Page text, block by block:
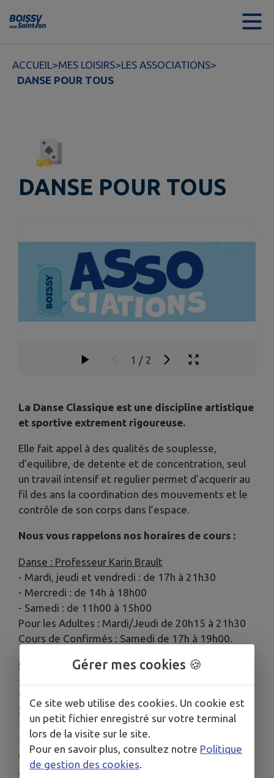
Contenu
ACCUEIL>MES LOISIRS>LES ASSOCIATIONS>
DANSE POUR TOUS
DANSE POUR TOUS
1 / 2
La Danse Classique est une discipline artistique
et sportive extrement rigoureuse.
Elle fait appel à des qualités de souplesse,
d’equilibre, de detente et de concentration, seul
un travail intensif et regulier permet d’acquerir au
fil des ans la coordination des mouvements et le
contrôle de son corps dans l’espace.
Nous vous rappelons nos horaires de cours :
Danse : Professeur Karin Brault
- Mardi, jeudi et vendredi : de 17h à 21h30
- Mercredi : de 14h à 18h00
- Samedi : de 11h00 à 15h00
Pour les Adultes : Mardi/Jeudi de 20h15 à 21h30
Cours de Confirmés : Samedi de 17h à 19h00.
Gym Adultes : Professeur Karin Brault
- Lundi de 9h00 à 10h30
- Mercredi : de 18h15 à 19h45 et de 19h45 à
21h15
- Jeudi : de 9h00 à 10h30.
- Samedi : de 9h30 à 11h00
Ces cours sont complets (fitness,
assouplissements,abdos, fessiers, stretching,
Gérer mes cookies 🍪
Ce site web utilise des cookies. Un cookie est
un petit fichier enregistré sur votre terminal
lors de la visite sur le site.
Pour en savoir plus, consultez notre Politique
de gestion des cookies